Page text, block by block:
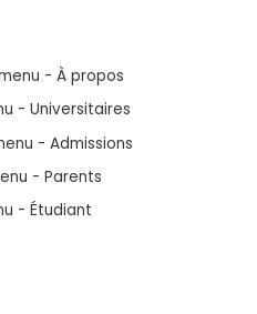
- À propos
- Universitaires
- Admissions
- Parents
- Étudiant